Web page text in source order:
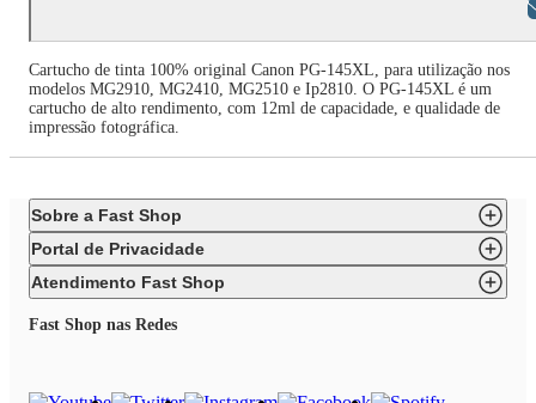
Cartucho de tinta 100% original Canon PG-145XL, para utilização nos
modelos MG2910, MG2410, MG2510 e Ip2810. O PG-145XL é um
cartucho de alto rendimento, com 12ml de capacidade, e qualidade de
impressão fotográfica.
Sobre a Fast Shop
Portal de Privacidade
Atendimento Fast Shop
Fast Shop nas Redes